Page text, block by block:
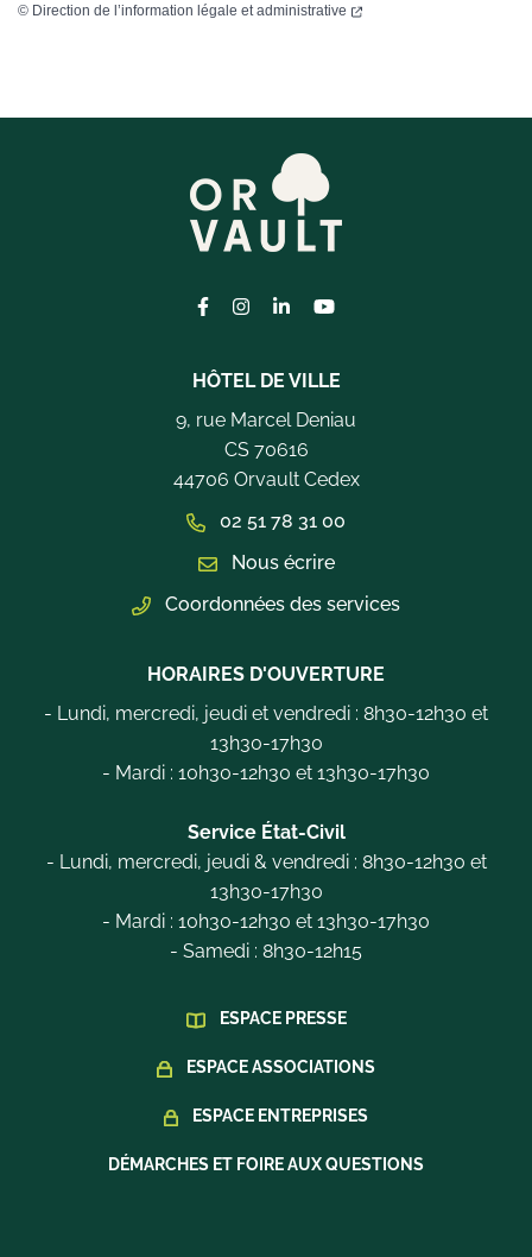
© Direction de l’information légale et administrative
Lien vers le compte Facebook
Lien vers le compte Instagram
Lien vers le compte Linkedin
Lien vers la chaîne
HÔTEL DE VILLE
9, rue Marcel Deniau
CS 70616
44706 Orvault Cedex
02 51 78 31 00
Nous écrire
Coordonnées des services
HORAIRES D'OUVERTURE
- Lundi, mercredi, jeudi et vendredi : 8h30-12h30 et
13h30-17h30
- Mardi : 10h30-12h30 et 13h30-17h30
Service État-Civil
- Lundi, mercredi, jeudi & vendredi : 8h30-12h30 et
13h30-17h30
- Mardi : 10h30-12h30 et 13h30-17h30
- Samedi : 8h30-12h15
ESPACE PRESSE
ESPACE ASSOCIATIONS
ESPACE ENTREPRISES
DÉMARCHES ET FOIRE AUX QUESTIONS